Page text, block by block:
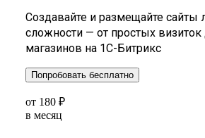
Создавайте и размещайте сайты
сложности — от простых
магазинов на 1С-Битрикс
Попробовать бесплатно
от 180 ₽
в месяц